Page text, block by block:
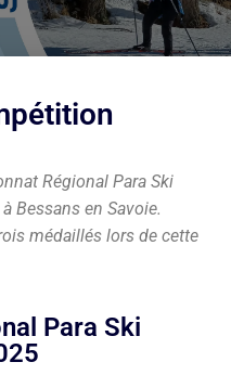
Régional Para Ski
Bessans en Savoie.
médaillés lors de cette
Para Ski